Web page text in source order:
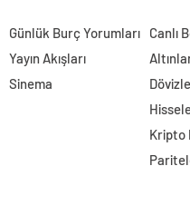
Günlük Burç Yorumları
Yayın Akışları
Sinema
Canlı
Kripto